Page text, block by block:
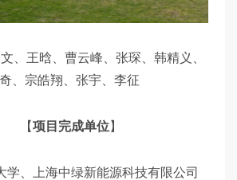
、王晗、曹云峰、张琛、韩精义、
、宗皓翔、张宇、李征
【项目完成单位】
学、上海中绿新能源科技有限公司